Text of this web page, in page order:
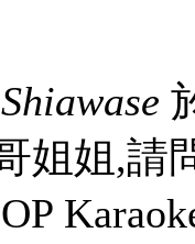
Shiawase
姐姐,請